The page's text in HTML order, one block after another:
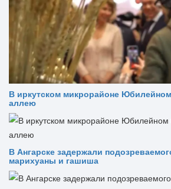
В иркутском микрорайоне
аллею
В Ангарске задержали
марихуаны и гашиша